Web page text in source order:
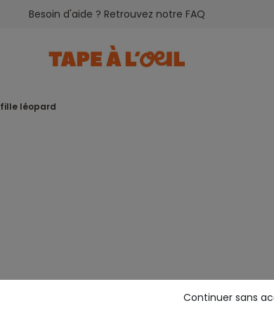
Besoin d'aide ? Retrouvez notre FAQ
fille léopard
Continuer sans